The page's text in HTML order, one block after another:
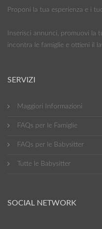
Proponi la tua esperienza e i
Inserisci annunci, promuovi la
incontra le famiglie e ottieni il
SERVIZI
Maggiori Informazioni
FAQs per le Famiglie
FAQs per le Babysitter
Tutte le Babysitter
SOCIAL NETWORK